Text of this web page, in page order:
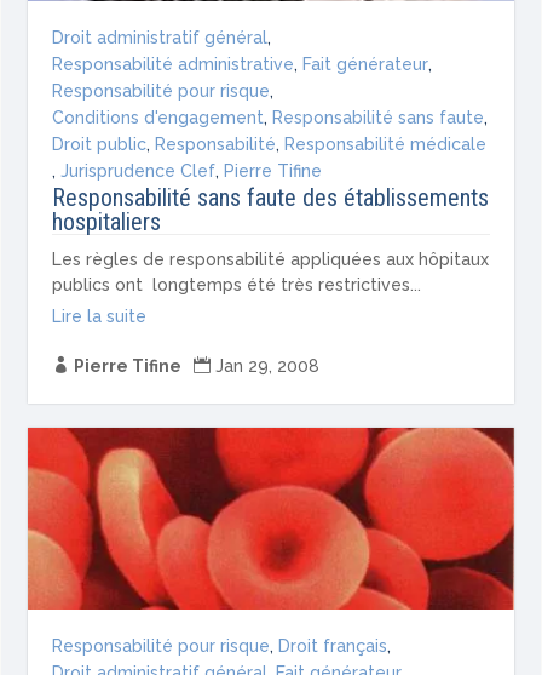
Droit administratif général,
Responsabilité administrative, Fait générateur,
Responsabilité pour risque,
Conditions d'engagement, Responsabilité sans faute,
Droit public, Responsabilité, Responsabilité médicale
,Jurisprudence Clef, Pierre Tifine
Responsabilité sans faute des établissements
hospitaliers
Les règles de responsabilité appliquées aux hôpitaux
publics ont longtemps été très restrictives...
Lire la suite
 Pierre Tifine  Jan 29, 2008
Responsabilité pour risque, Droit français,